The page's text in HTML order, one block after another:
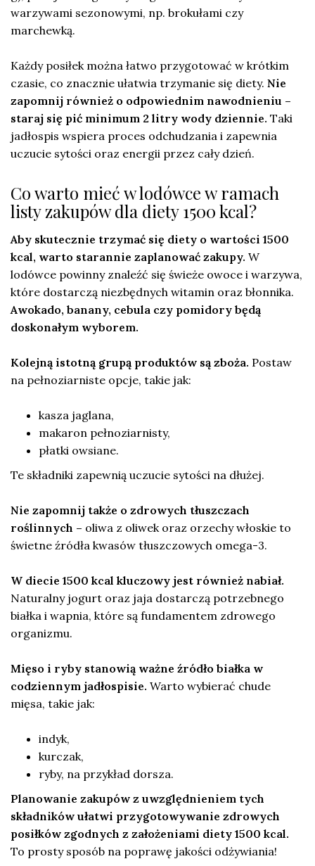
warzywami sezonowymi, np. brokułami czy
marchewką.
Każdy posiłek można łatwo przygotować w krótkim
czasie, co znacznie ułatwia trzymanie się diety. Nie
zapomnij również o odpowiednim nawodnieniu –
staraj się pić minimum 2 litry wody dziennie. Taki
jadłospis wspiera proces odchudzania i zapewnia
uczucie sytości oraz energii przez cały dzień.
Co warto mieć w lodówce w ramach
listy zakupów dla diety 1500 kcal?
Aby skutecznie trzymać się diety o wartości 1500
kcal, warto starannie zaplanować zakupy. W
lodówce powinny znaleźć się świeże owoce i warzywa,
które dostarczą niezbędnych witamin oraz błonnika.
Awokado, banany, cebula czy pomidory będą
doskonałym wyborem.
Kolejną istotną grupą produktów są zboża. Postaw
na pełnoziarniste opcje, takie jak:
kasza jaglana,
makaron pełnoziarnisty,
płatki owsiane.
Te składniki zapewnią uczucie sytości na dłużej.
Nie zapomnij także o zdrowych tłuszczach
roślinnych – oliwa z oliwek oraz orzechy włoskie to
świetne źródła kwasów tłuszczowych omega-3.
W diecie 1500 kcal kluczowy jest również nabiał.
Naturalny jogurt oraz jaja dostarczą potrzebnego
białka i wapnia, które są fundamentem zdrowego
organizmu.
Mięso i ryby stanowią ważne źródło białka w
codziennym jadłospisie. Warto wybierać chude
mięsa, takie jak:
indyk,
kurczak,
ryby, na przykład dorsza.
Planowanie zakupów z uwzględnieniem tych
składników ułatwi przygotowywanie zdrowych
posiłków zgodnych z założeniami diety 1500 kcal.
To prosty sposób na poprawę jakości odżywiania!